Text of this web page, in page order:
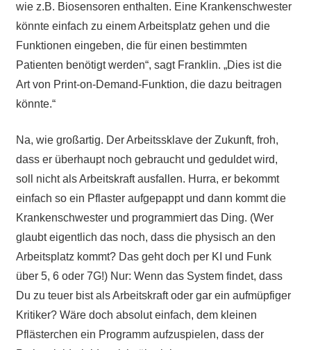
wie z.B. Biosensoren enthalten. Eine Krankenschwester
könnte einfach zu einem Arbeitsplatz gehen und die
Funktionen eingeben, die für einen bestimmten
Patienten benötigt werden“, sagt Franklin. „Dies ist die
Art von Print-on-Demand-Funktion, die dazu beitragen
könnte.“
Na, wie großartig. Der Arbeitssklave der Zukunft, froh,
dass er überhaupt noch gebraucht und geduldet wird,
soll nicht als Arbeitskraft ausfallen. Hurra, er bekommt
einfach so ein Pflaster aufgepappt und dann kommt die
Krankenschwester und programmiert das Ding. (Wer
glaubt eigentlich das noch, dass die physisch an den
Arbeitsplatz kommt? Das geht doch per KI und Funk
über 5, 6 oder 7G!) Nur: Wenn das System findet, dass
Du zu teuer bist als Arbeitskraft oder gar ein aufmüpfiger
Kritiker? Wäre doch absolut einfach, dem kleinen
Pflästerchen ein Programm aufzuspielen, dass der